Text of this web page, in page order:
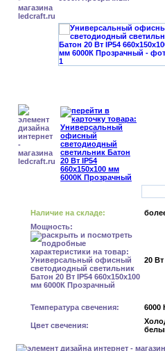
Наличие на складе:
Мощность:
20 Вт
Температура свечения: 6000
Цвет свечения: